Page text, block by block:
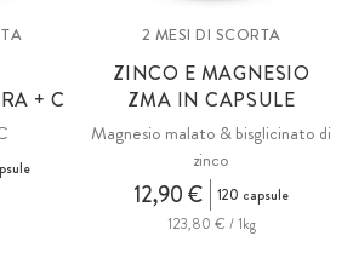
+ C
2 MESI DI SCORTA
ZINCO E MAGNESIO
ZMA IN CAPSULE
Magnesio malato & bisglicinato di
zinco
12,90 €
120 capsule
123,80 € / 1kg